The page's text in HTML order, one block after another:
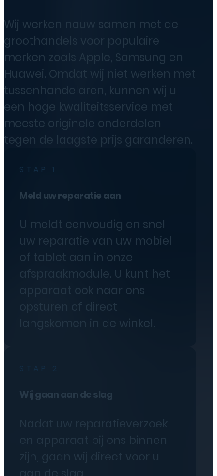
Wij werken nauw samen met de
groothandels voor populaire
merken zoals Apple, Samsung en
Huawei. Omdat wij niet werken met
tussenhandelaren, kunnen wij u
een hoge kwaliteitsservice met
meeste originele onderdelen
tegen de laagste prijs garanderen.
STAP 1
Meld uw reparatie aan
U meldt eenvoudig en snel
uw reparatie van uw mobiel
of tablet aan in onze
afspraakmodule. U kunt het
apparaat ook naar ons
opsturen of direct
langskomen in de winkel.
STAP 2
Wij gaan aan de slag
Nadat uw reparatieverzoek
en apparaat bij ons binnen
zijn, gaan wij direct voor u